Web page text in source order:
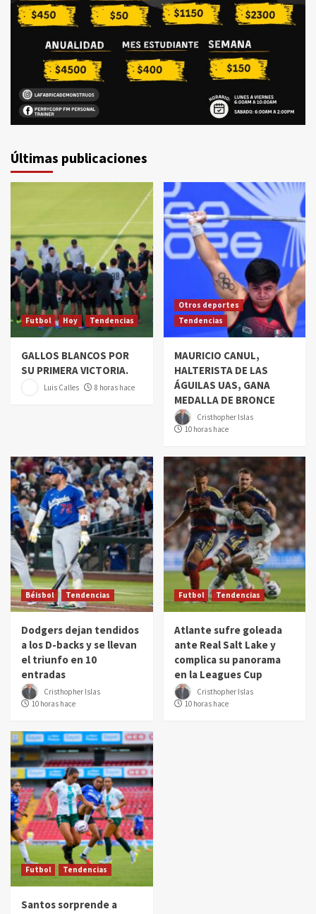
Últimas publicaciones
Futbol Hoy Tendencias
GALLOS BLANCOS POR
SU PRIMERA VICTORIA.
Luis Calles 8 horas hace
Otros deportes
Tendencias
MAURICIO CANUL,
HALTERISTA DE LAS
ÁGUILAS UAS, GANA
MEDALLA DE BRONCE
Cristhopher Islas
10 horas hace
Béisbol Tendencias
Dodgers dejan tendidos
a los D-backs y se llevan
el triunfo en 10
entradas
Cristhopher Islas
10 horas hace
Futbol Tendencias
Atlante sufre goleada
ante Real Salt Lake y
complica su panorama
en la Leagues Cup
Cristhopher Islas
10 horas hace
Futbol Tendencias
Santos sorprende a